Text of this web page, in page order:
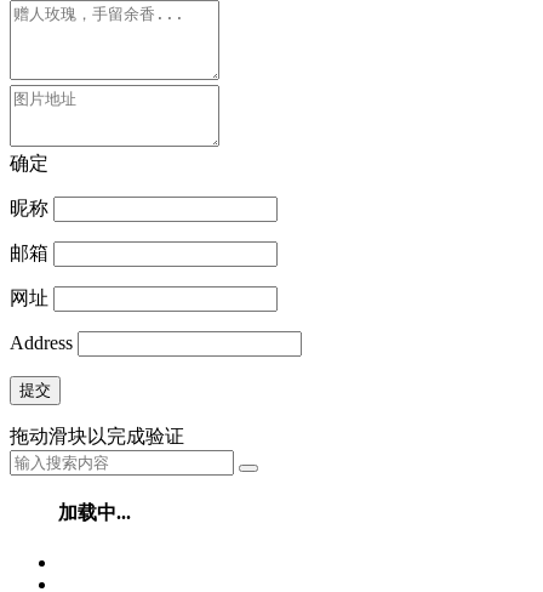
确定
昵称
邮箱
网址
Address
提交
拖动滑块以完成验证
加载中...